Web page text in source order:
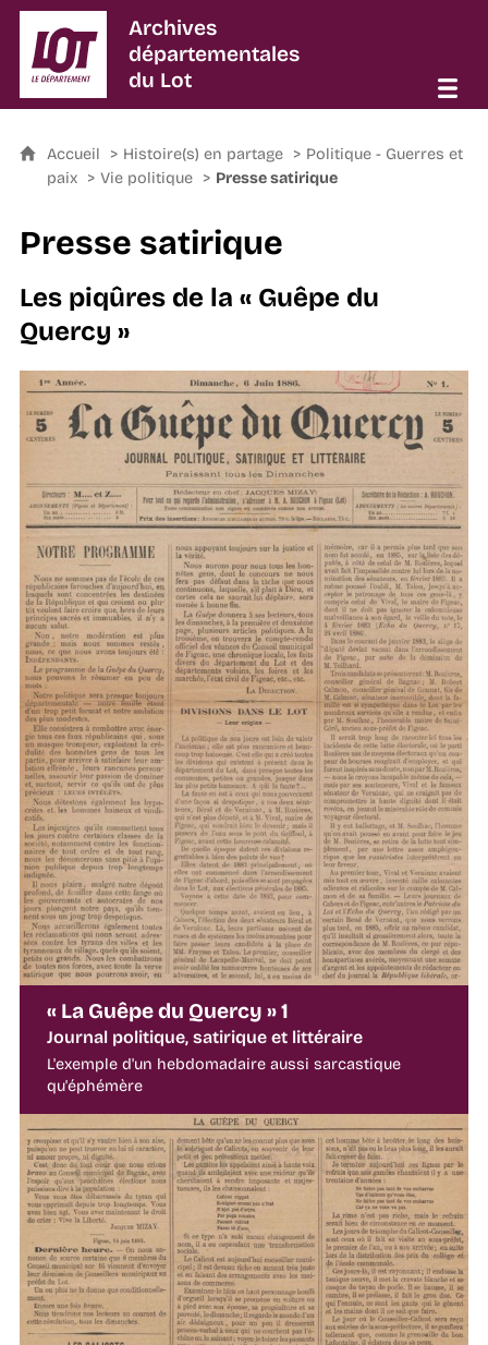
Archives
départementales
du Lot
Accueil Histoire(s) en partage
Politique - Guerres et
paix
Vie politique Presse satirique
Presse satirique
Les piqûres de la « Guêpe du
Quercy »
« La Guêpe du Quercy » 1
Journal politique, satirique et littéraire
L'exemple d'un hebdomadaire aussi sarcastique
qu'éphémère